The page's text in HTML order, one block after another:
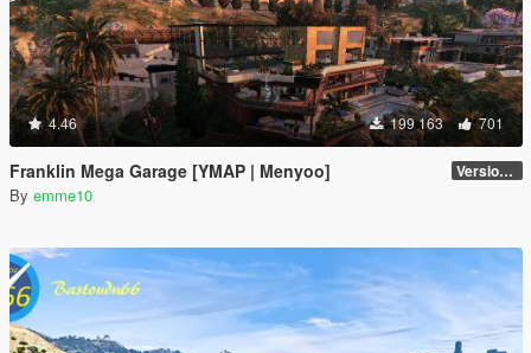
4.46 199 163 701
Franklin Mega Garage [YMAP | Menyoo] Version 3
By emme10